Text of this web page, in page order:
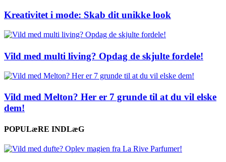
Kreativitet i mode: Skab dit unikke look
Vild med multi living? Opdag de skjulte fordele!
Vild med Melton? Her er 7 grunde til at du vil elske
dem!
POPULæRE INDLæG